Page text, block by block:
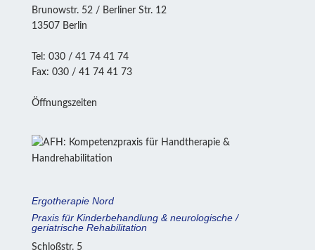
Brunowstr. 52 / Berliner Str. 12
13507 Berlin
Tel: 030 / 41 74 41 74
Fax: 030 / 41 74 41 73
Öffnungszeiten
Ergotherapie Nord
Praxis für Kinderbehandlung & neurologische /
geriatrische Rehabilitation
Schloßstr. 5